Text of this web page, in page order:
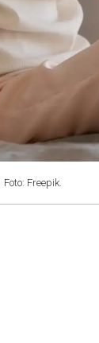
Foto: Freepik.